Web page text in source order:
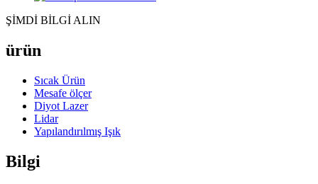
ŞİMDİ BİLGİ ALIN
ürün
Sıcak Ürün
Mesafe ölçer
Diyot Lazer
Lidar
Yapılandırılmış Işık
Bilgi